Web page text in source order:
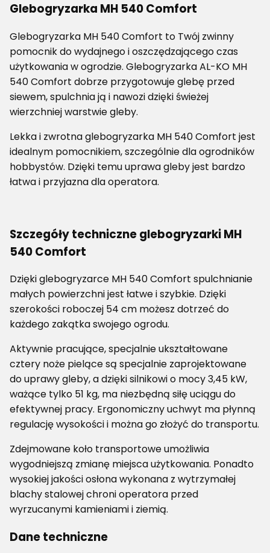
Glebogryzarka MH 540 Comfort
Glebogryzarka MH 540 Comfort to Twój zwinny
pomocnik do wydajnego i oszczędzającego czas
użytkowania w ogrodzie. Glebogryzarka AL-KO MH
540 Comfort dobrze przygotowuje glebę przed
siewem, spulchnia ją i nawozi dzięki świeżej
wierzchniej warstwie gleby.
Lekka i zwrotna glebogryzarka MH 540 Comfort jest
idealnym pomocnikiem, szczególnie dla ogrodników
hobbystów. Dzięki temu uprawa gleby jest bardzo
łatwa i przyjazna dla operatora.
Szczegóły techniczne glebogryzarki MH
540 Comfort
Dzięki glebogryzarce MH 540 Comfort spulchnianie
małych powierzchni jest łatwe i szybkie. Dzięki
szerokości roboczej 54 cm możesz dotrzeć do
każdego zakątka swojego ogrodu.
Aktywnie pracujące, specjalnie ukształtowane
cztery noże pielące są specjalnie zaprojektowane
do uprawy gleby, a dzięki silnikowi o mocy 3,45 kW,
ważące tylko 51 kg, ma niezbędną siłę uciągu do
efektywnej pracy. Ergonomiczny uchwyt ma płynną
regulację wysokości i można go złożyć do transportu.
Zdejmowane koło transportowe umożliwia
wygodniejszą zmianę miejsca użytkowania. Ponadto
wysokiej jakości osłona wykonana z wytrzymałej
blachy stalowej chroni operatora przed
wyrzucanymi kamieniami i ziemią.
Dane techniczne